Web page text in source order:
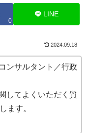
0
LINE
2024.09.18
ンサルタント／行政
してよくいただく質
ます。